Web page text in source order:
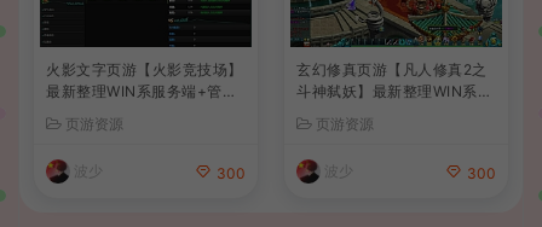
火影文字页游【火影竞技场】
最新整理WIN系服务端+管理
后台+详细搭建教程
页游资源
波少 300
玄幻修真页游【凡人修真2之
斗神弑妖】最新整理WIN系服
务端+GM工具+详细搭建教程
+外网教程
页游资源
波少 300